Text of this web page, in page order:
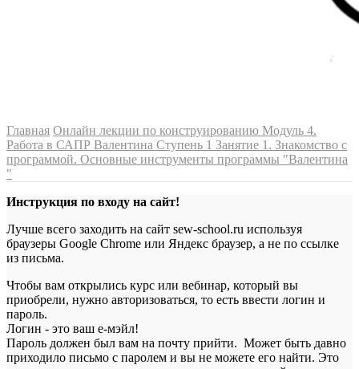
Главная Онлайн лекции по конструированию Модуль 4.
Работа в САПР Валентина Ступень 1 Занятие 1. Знакомство с
программой. Основные инструменты программы "Валентина
"
Инструкция по входу на сайт!
Лучше всего заходить на сайт sew-school.ru используя
браузеры Google Chrome или Яндекс браузер, а не по ссылке
из письма.
Чтобы вам открылись курс или вебинар, который вы
приобрели, нужно авторизоваться, то есть ввести логин и
пароль.
Логин - это ваш е-мэйл!
Пароль должен был вам на почту прийти. Может быть давно
приходило письмо с паролем и вы не можете его найти. Это